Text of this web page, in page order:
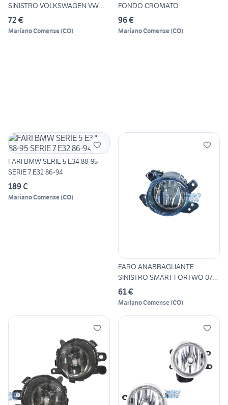
SINISTRO VOLKSWAGEN VW
FOX 05-1
72 €
Mariano Comense(CO)
FONDO CROMATO
96 €
Mariano Comense(CO)
FARI BMW SERIE 5 E34 88-95
SERIE 7 E32 86-94
189 €
Mariano Comense(CO)
FARO ANABBAGLIANTE
SINISTRO SMART FORTWO 07-
14
61 €
Mariano Comense(CO)